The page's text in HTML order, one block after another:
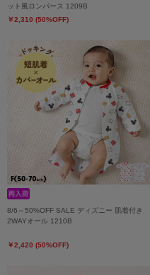
ット風ロンパース 1209B
￥2,310 (50%OFF)
8/6～50%OFF SALE ディズニー 肌着付き
2WAYオール 1210B
￥2,420 (50%OFF)